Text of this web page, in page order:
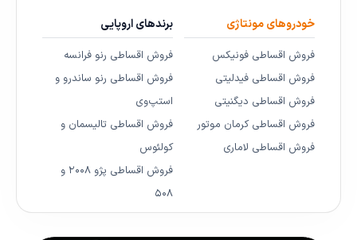
خودروهای مونتاژی
فروش اقساطی فونیکس
فروش اقساطی فیدلیتی
فروش اقساطی دیگنیتی
فروش اقساطی کرمان موتور
فروش اقساطی لاماری
برندهای اروپایی
فروش اقساطی رنو فرانسه
فروش اقساطی رنو ساندرو و
استپ‌وی
فروش اقساطی تالیسمان و
کولئوس
فروش اقساطی پژو ۲۰۰۸ و
۵۰۸